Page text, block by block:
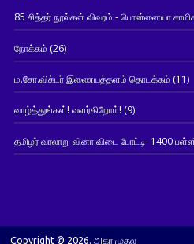
85 சித்தர் நூல்கள் விவரம் - பொன்னையா
நோக்கம் (26)
ம.சோ.விக்டர் இணையத்தளம் தொடக்கம் (11)
வாழ்த்துங்கள்! வளர்கிறோம்! (9)
தமிழர் வரலாறு வினா விடை போட்டி- 1400
Copyright © 2026. அகர முதல